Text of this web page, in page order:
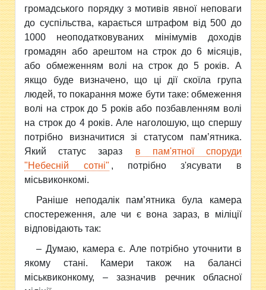
громадського порядку з мотивів явної неповаги
до суспільства, карається штрафом від 500 до
1000 неоподатковуваних мінімумів доходів
громадян або арештом на строк до 6 місяців,
або обмеженням волі на строк до 5 років. А
якщо буде визначено, що ці дії скоїла група
людей, то покарання може бути таке: обмеження
волі на строк до 5 років або позбавленням волі
на строк до 4 років. Але наголошую, що спершу
потрібно визначитися зі статусом пам’ятника.
Який статус зараз
в пам'ятної споруди
"Небесній сотні" , потрібно з'ясувати в
місьвиконкомі.
Раніше неподалік пам’ятника була камера
спостереження, але чи є вона зараз, в міліції
відповідають так:
–Думаю, камера є. Але потрібно уточнити в
якому стані. Камери також на балансі
міськвиконкому, – зазначив речник обласної